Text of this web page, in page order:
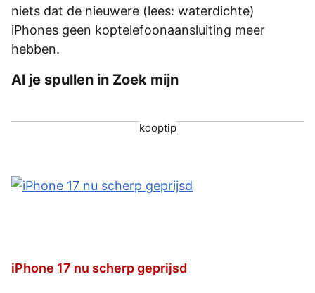
niets dat de nieuwere (lees: waterdichte)
iPhones geen koptelefoonaansluiting meer
hebben.
Al je spullen in Zoek mijn
kooptip
iPhone 17 nu scherp geprijsd